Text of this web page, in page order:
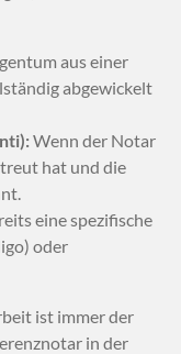
aus einer
abgewickelt
Wenn der Notar
hat und die
eine spezifische
oder
ist immer der
in der